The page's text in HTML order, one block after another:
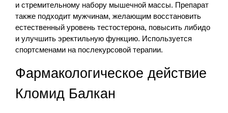
и стремительному набору мышечной массы. Препарат
также подходит мужчинам, желающим восстановить
естественный уровень тестостерона, повысить либидо
и улучшить эректильную функцию. Используется
спортсменами на послекурсовой терапии.
Фармакологическое действие
Кломид Балкан